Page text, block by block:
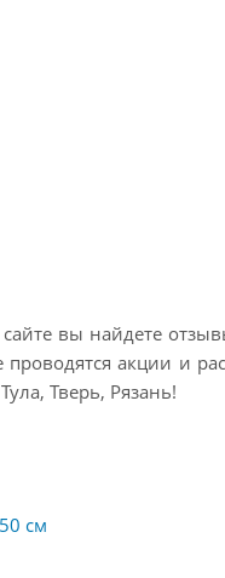
вы найдете
акции и
Тверь, Рязань!
50 см